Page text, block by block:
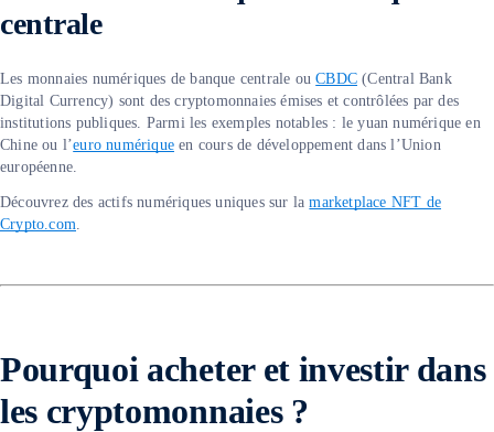
centrale
Les monnaies numériques de banque centrale ouCBDC (Central Bank
Digital Currency) sont des cryptomonnaies émises et contrôlées par des
institutions publiques. Parmi les exemples notables : le yuan numérique en
Chine ou l’euro numérique en cours de développement dans l’Union
européenne.
Découvrez des actifs numériques uniques sur lamarketplace NFT de
Crypto.com
Pourquoi acheter et investir dans
les cryptomonnaies ?